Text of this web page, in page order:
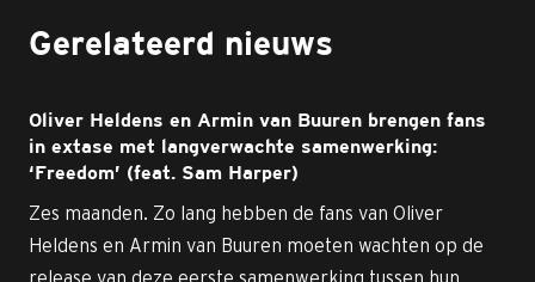
Gerelateerd nieuws
Oliver Heldens en Armin van Buuren brengen fans
in extase met langverwachte samenwerking:
‘Freedom’ (feat. Sam Harper)
Zes maanden. Zo lang hebben de fans van Oliver
Heldens en Armin van Buuren moeten wachten op de
release van deze eerste samenwerking tussen hun